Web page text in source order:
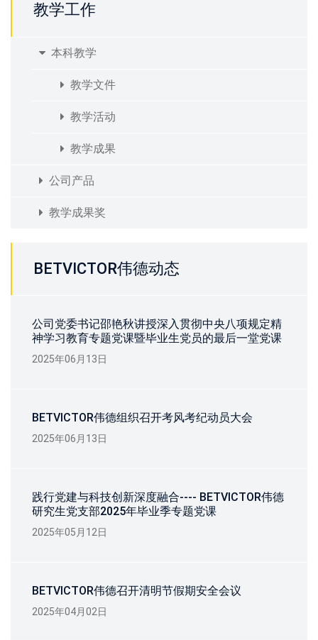
教学工作
本科教学
教学文件
教学活动
教学成果
公司产品
教学成果奖
BETVICTOR伟德动态
公司党委书记邵艳秋讲授深入贯彻中央八项规定精
神学习教育专题党课暨毕业生党员的最后一堂党课
2025年06月13日
BETVICTOR伟德组织召开考风考纪动员大会
2025年06月13日
践行党建与科技创新深度融合---- BETVICTOR伟德
研究生党支部2025年毕业季专题党课
2025年05月12日
BETVICTOR伟德召开清明节假期安全会议
2025年04月02日